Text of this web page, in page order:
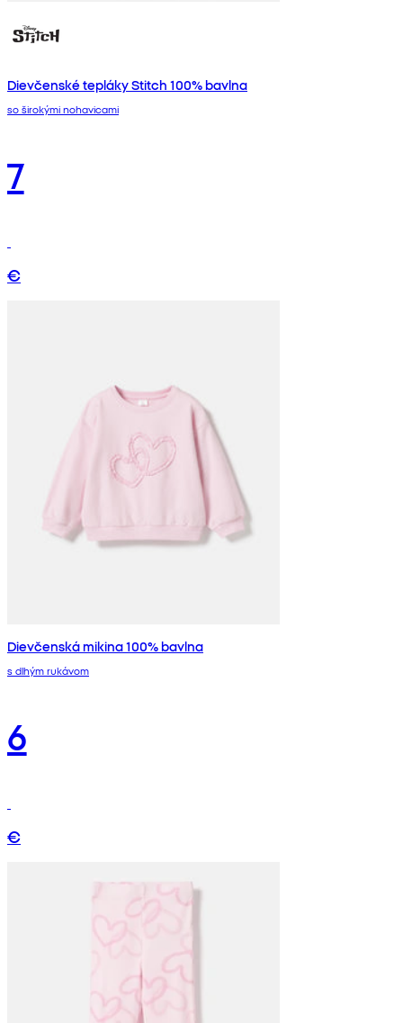
Dievčenské tepláky Stitch 100% bavlna
so širokými nohavicami
7
€
Dievčenská mikina 100% bavlna
s dlhým rukávom
6
€